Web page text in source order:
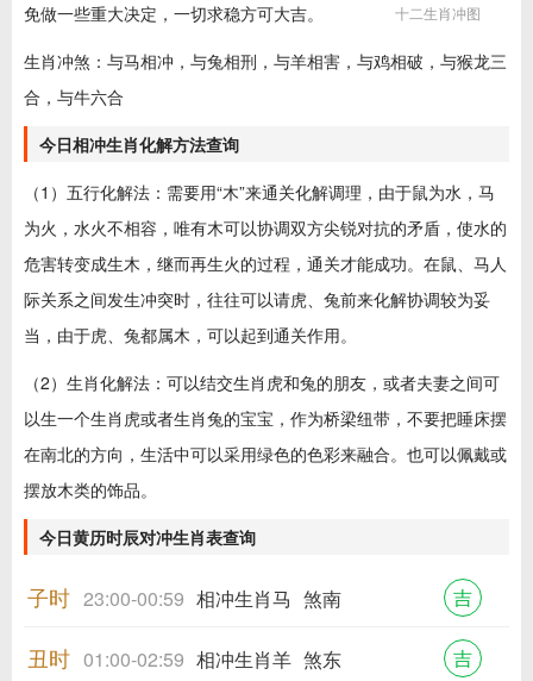
十二生肖冲图
免做一些重大决定，一切求稳方可大吉。
生肖冲煞：与马相冲，与兔相刑，与羊相害，与鸡相破，与猴龙三
合，与牛六合
今日相冲生肖化解方法查询
（1）五行化解法：需要用“木”来通关化解调理，由于鼠为水，马
为火，水火不相容，唯有木可以协调双方尖锐对抗的矛盾，使水的
危害转变成生木，继而再生火的过程，通关才能成功。在鼠、马人
际关系之间发生冲突时，往往可以请虎、兔前来化解协调较为妥
当，由于虎、兔都属木，可以起到通关作用。
（2）生肖化解法：可以结交生肖虎和兔的朋友，或者夫妻之间可
以生一个生肖虎或者生肖兔的宝宝，作为桥梁纽带，不要把睡床摆
在南北的方向，生活中可以采用绿色的色彩来融合。也可以佩戴或
摆放木类的饰品。
今日黄历时辰对冲生肖表查询
子时 23:00-00:59 相冲生肖马 煞南 吉
丑时 01:00-02:59 相冲生肖羊 煞东 吉